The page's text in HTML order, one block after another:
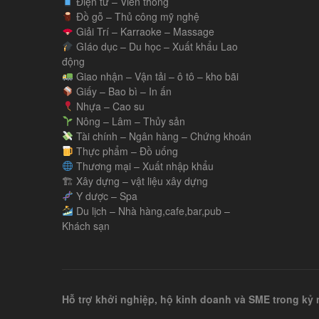
Đồ gỗ – Thủ công mỹ nghệ
Giải Trí – Karraoke – Massage
GIáo dục – Du học – Xuất khẩu Lao
động
Giao nhận – Vận tải – ô tô – kho bãi
Giấy – Bao bì – In ấn
Nhựa – Cao su
Nông – Lâm – Thủy sản
Tài chính – Ngân hàng – Chứng khoán
Thực phẩm – Đồ uống
Thương mại – Xuất nhập khẩu
🏗 Xây dựng – vật liệu xây dựng
Y dược – Spa
Du lịch – Nhà hàng,cafe,bar,pub –
Khách sạn
Hỗ trợ khởi nghiệp, hộ kinh doanh và SME trong kỷ